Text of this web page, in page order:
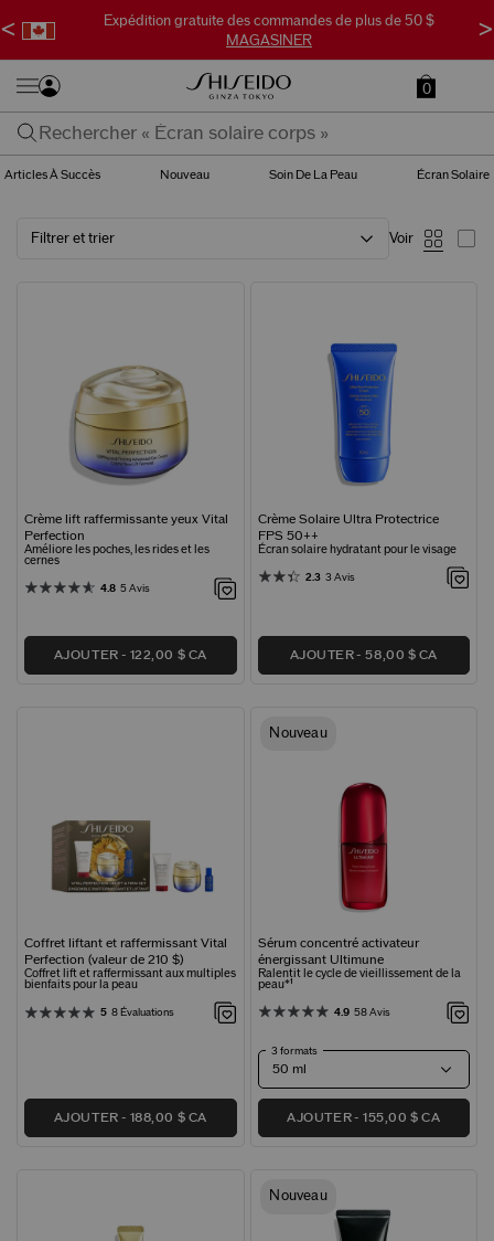
Expédition gratuite des commandes de plus de 50 $
MAGASINER
< >
0
Articles À Succès Nouveau Soin De La Peau Écran Solaire
Filtrer et trier Voir
Crème lift raffermissante yeux Vital
Perfection
Améliore les poches, les rides et les
cernes
4.8 5 Avis
AJOUTER 122,00 $ CA
Crème Solaire Ultra Protectrice
FPS 50​​​​​​​++
Écran solaire hydratant pour le visage
2.3 3 Avis
AJOUTER 58,00 $ CA
Coffret liftant et raffermissant Vital
Perfection (valeur de 210 $)
Coffret lift et raffermissant aux multiples
bienfaits pour la peau
5 8 Évaluations
AJOUTER 188,00 $ CA
Nouveau
Sérum concentré activateur
énergissant Ultimune
Ralentit le cycle de vieillissement de la
peau*¹
4.9 58 Avis
3 formats
AJOUTER 155,00 $ CA
Nouveau